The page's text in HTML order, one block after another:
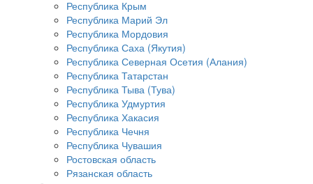
Республика Крым
Республика Марий Эл
Республика Мордовия
Республика Саха (Якутия)
Республика Северная Осетия (Алания)
Республика Татарстан
Республика Тыва (Тува)
Республика Удмуртия
Республика Хакасия
Республика Чечня
Республика Чувашия
Ростовская область
Рязанская область